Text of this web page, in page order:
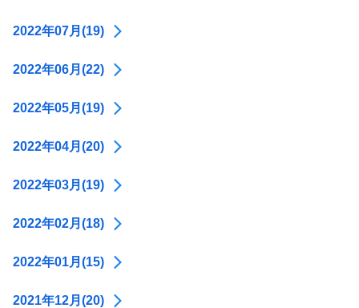
2022年07月(19)
2022年06月(22)
2022年05月(19)
2022年04月(20)
2022年03月(19)
2022年02月(18)
2022年01月(15)
2021年12月(20)